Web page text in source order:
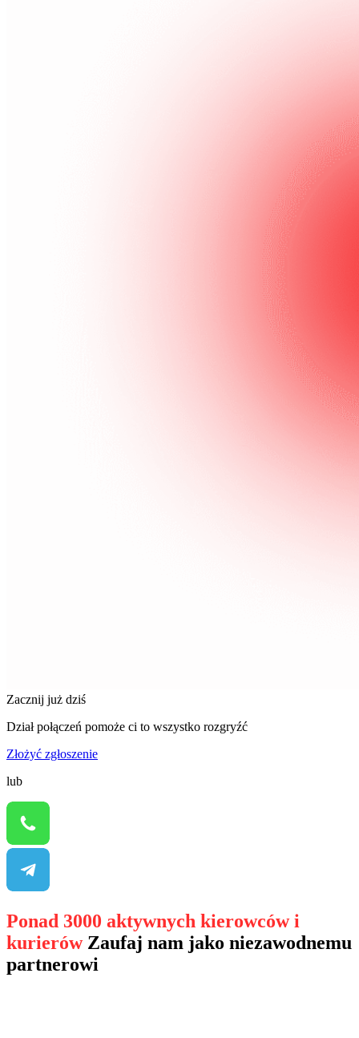
Zacznij już dziś
Dział połączeń pomoże ci to wszystko rozgryźć
Złożyć zgłoszenie
lub
Ponad 3000 aktywnych kierowców i
kurierówZaufaj nam jako niezawodnemu
partnerowi